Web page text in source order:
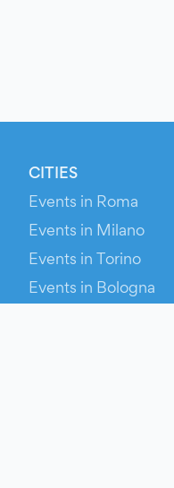
CITIES
Events in Roma
Events in Milano
Events in Torino
Events in Bologna